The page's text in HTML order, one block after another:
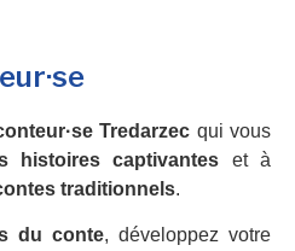
Tredarzec qui vous
histoires captivantes et à
traditionnels.
du conte, développez votre